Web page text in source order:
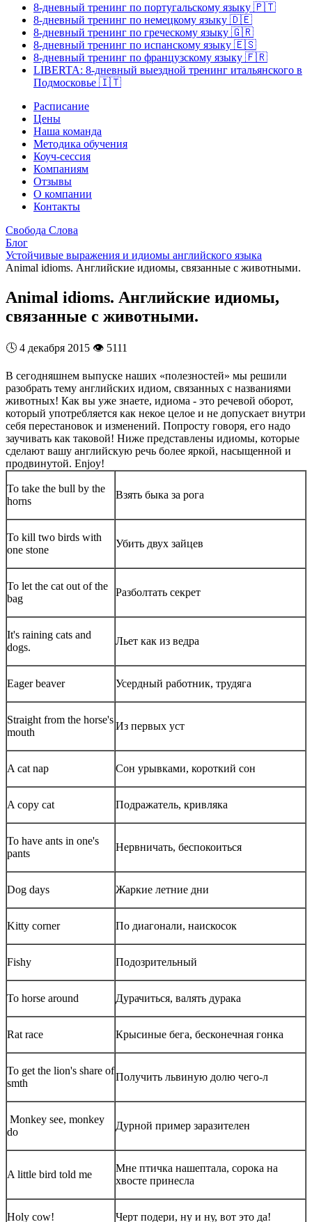
8-дневный тренинг по португальскому языку 🇵🇹
8-дневный тренинг по немецкому языку 🇩🇪
8-дневный тренинг по греческому языку 🇬🇷
8-дневный тренинг по испанскому языку 🇪🇸
8-дневный тренинг по французскому языку 🇫🇷
LIBERTA: 8-дневный выездной тренинг итальянского в
Подмосковье 🇮🇹
Расписание
Цены
Наша команда
Методика обучения
Коуч-сессия
Компаниям
Отзывы
О компании
Контакты
Свобода Слова
Блог
Устойчивые выражения и идиомы английского языка
Animal idioms. Английские идиомы, связанные с животными.
Animal idioms. Английские идиомы,
связанные с животными.
🕓 4 декабря 2015 👁️ 5111
В сегодняшнем выпуске наших «полезностей» мы решили
разобрать тему английских идиом, связанных с названиями
животных! Как вы уже знаете, идиома - это речевой оборот,
который употребляется как некое целое и не допускает внутри
себя перестановок и изменений. Попросту говоря, его надо
заучивать как таковой! Ниже представлены идиомы, которые
сделают вашу английскую речь более яркой, насыщенной и
продвинутой. Enjoy!
To take the bull by the
horns
Взять быка за рога
To kill two birds with
one stone
Убить двух зайцев
To let the cat out of the
bag
Разболтать секрет
It's raining cats and
dogs.
Льет как из ведра
Eager beaver Усердный работник, трудяга
Straight from the horse's
mouth
Из первых уст
A cat nap Сон урывками, короткий сон
A copy cat Подражатель, кривляка
To have ants in one's
pants
Нервничать, беспокоиться
Dog days Жаркие летние дни
Kitty corner По диагонали, наискосок
Fishy Подозрительный
To horse around Дурачиться, валять дурака
Rat race Крысиные бега, бесконечная гонка
To get the lion's share of
smth
Получить львиную долю чего-л
Monkey see, monkey
do
Дурной пример заразителен
A little bird told me
Мне птичка нашептала, сорока на
хвосте принесла
Holy cow! Черт подери, ну и ну, вот это да!